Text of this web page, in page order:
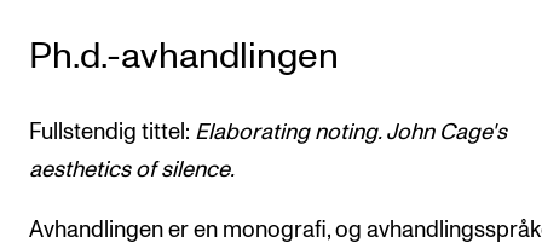
Ph.d.-avhandlingen
Fullstendig tittel: Elaborating noting. John Cage's
aesthetics of silence.
Avhandlingen er en monografi, og